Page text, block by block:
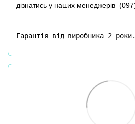
дізнатись у наших менеджерів (
Гарантія від виробника 2 роки.